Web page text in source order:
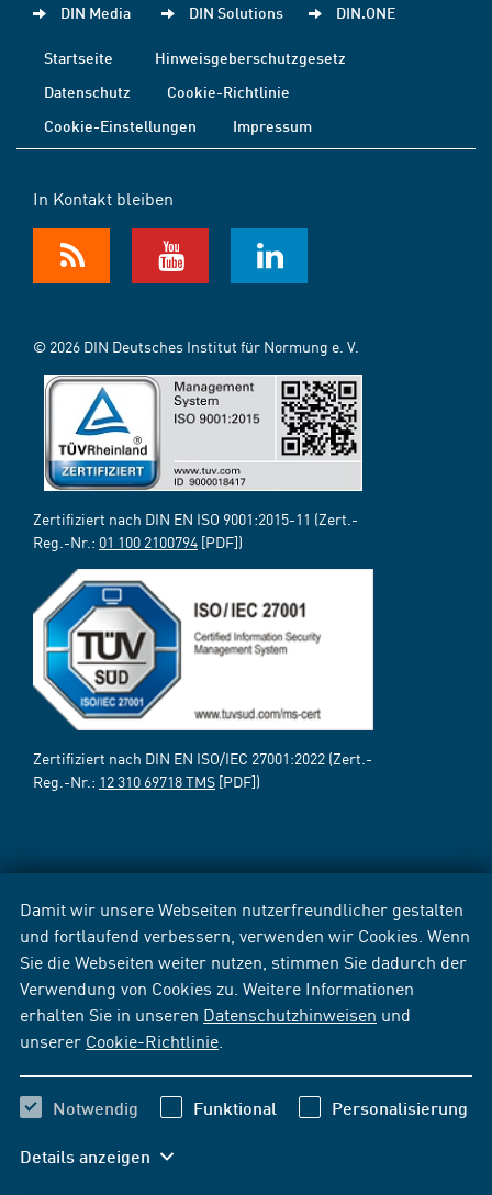
Damit wir unsere Webseiten nutzerfreundlicher gestalten
und fortlaufend verbessern, verwenden wir Cookies. Wenn
Sie die Webseiten weiter nutzen, stimmen Sie dadurch der
Verwendung von Cookies zu. Weitere Informationen
erhalten Sie in unseren Datenschutzhinweisen und
unserer Cookie-Richtlinie
Notwendig Funktional Personalisierung
Details anzeigen
DIN Media DIN Solutions DIN.ONE
Startseite
Hinweisgeberschutzgesetz
Datenschutz
Cookie-Richtlinie
Cookie-Einstellungen
Impressum
In Kontakt bleiben
© 2026 DIN Deutsches Institut für Normung e. V.
Zertifiziert nach DIN EN ISO 9001:2015-11 (Zert.-
Reg.-Nr.: 01 100 2100794 [PDF])
Zertifiziert nach DIN EN ISO/IEC 27001:2022 (Zert.-
Reg.-Nr.: 12 310 69718 TMS [PDF])